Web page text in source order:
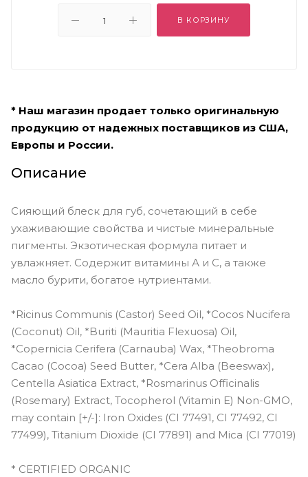
Sublime - a bright and modern
fuchsia pink
В КОРЗИНУ
* Наш магазин продает только оригинальную
продукцию от надежных поставщиков из США,
Европы и России.
Описание
Сияющий блеск для губ, сочетающий в себе
ухаживающие свойства и чистые минеральные
пигменты. Экзотическая формула питает и
увлажняет. Содержит витамины А и С, а также
масло бурити, богатое нутриентами.
*Ricinus Communis (Castor) Seed Oil, *Cocos Nucifera
(Coconut) Oil, *Buriti (Mauritia Flexuosa) Oil,
*Copernicia Cerifera (Carnauba) Wax, *Theobroma
Cacao (Cocoa) Seed Butter, *Cera Alba (Beeswax),
Centella Asiatica Extract, *Rosmarinus Officinalis
(Rosemary) Extract, Tocopherol (Vitamin E) Non-GMO,
may contain [+/-]: Iron Oxides (CI 77491, CI 77492, CI
77499), Titanium Dioxide (CI 77891) and Mica (CI 77019)
* CERTIFIED ORGANIC